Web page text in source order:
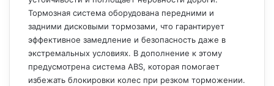
Тормозная система оборудована передними и
задними дисковыми тормозами, что гарантирует
эффективное замедление и безопасность даже в
экстремальных условиях. В дополнение к этому
предусмотрена система ABS, которая помогает
избежать блокировки колес при резком торможении.